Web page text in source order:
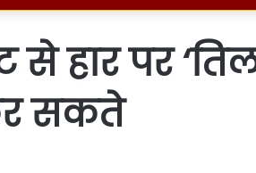
हार पर ‘तिल
सकते